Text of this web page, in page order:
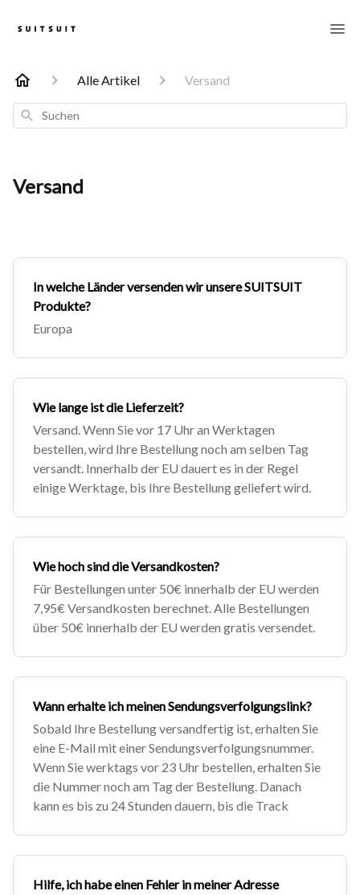
Alle Artikel Versand
Suchen
Versand
In welche Länder versenden wir unsere SUITSUIT
Produkte?
Europa
Wie lange ist die Lieferzeit?
Versand. Wenn Sie vor 17 Uhr an Werktagen
bestellen, wird Ihre Bestellung noch am selben Tag
versandt. Innerhalb der EU dauert es in der Regel
einige Werktage, bis Ihre Bestellung geliefert wird.
Wie hoch sind die Versandkosten?
Für Bestellungen unter 50€ innerhalb der EU werden
7,95€ Versandkosten berechnet. Alle Bestellungen
über 50€ innerhalb der EU werden gratis versendet.
Wann erhalte ich meinen Sendungsverfolgungslink?
Sobald Ihre Bestellung versandfertig ist, erhalten Sie
eine E-Mail mit einer Sendungsverfolgungsnummer.
Wenn Sie werktags vor 23 Uhr bestellen, erhalten Sie
die Nummer noch am Tag der Bestellung. Danach
kann es bis zu 24 Stunden dauern, bis die Track
Hilfe, ich habe einen Fehler in meiner Adresse